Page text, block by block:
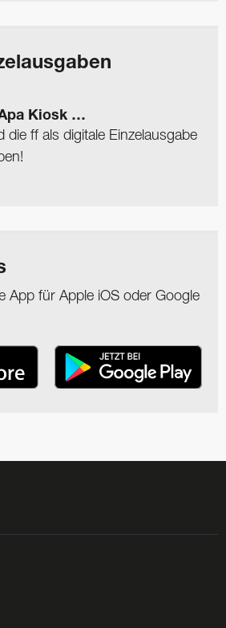
Kiosk …
ff als digitale Einzelausgabe
App für Apple iOS oder Google